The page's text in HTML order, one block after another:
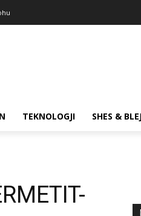
TEKNOLOGJI SHES &